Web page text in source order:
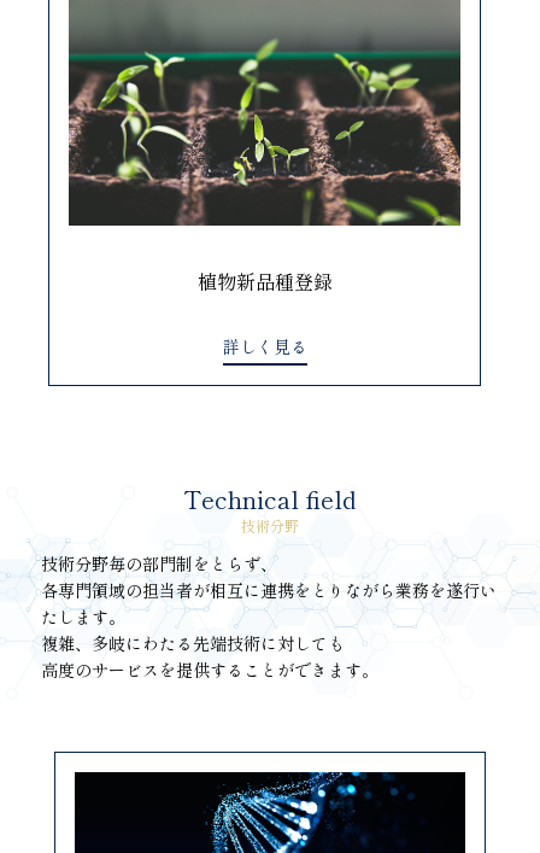
植物新品種登録
詳しく見る
Technical field
技術分野
技術分野毎の部門制をとらず、
各専門領域の担当者が相互に連携をとりながら業務を遂行い
たします。
複雑、多岐にわたる先端技術に対しても
高度のサービスを提供することができます。